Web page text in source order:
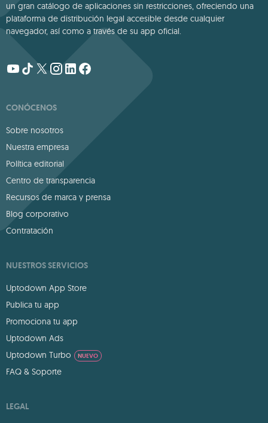
un gran catálogo de aplicaciones sin restricciones, ofreciendo una
plataforma de distribución legal accesible desde cualquier
navegador, así como a través de su app oficial.
CONÓCENOS
Sobre nosotros
Nuestra empresa
Política editorial
Centro de transparencia
Recursos de marca y prensa
Blog corporativo
Contratación
NUESTROS SERVICIOS
Uptodown App Store
Publica tu app
Promociona tu app
Uptodown Ads
Uptodown Turbo
NUEVO
FAQ & Soporte
LEGAL